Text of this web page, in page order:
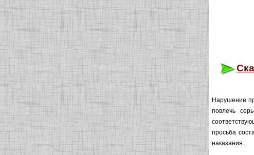
Нарушение
повлечь
просьба
наказания.